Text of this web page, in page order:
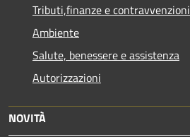
Tributi,finanze e contravvenzioni
Ambiente
Salute, benessere e assistenza
Autorizzazioni
NOVITÀ